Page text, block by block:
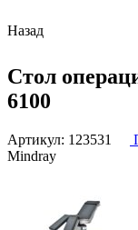
Назад
Стол
6100
Артикул: 123531
Mindray